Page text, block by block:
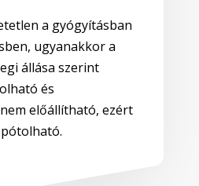
a gyógyításban
ugyanakkor a
állása szerint
és
előállítható, ezért